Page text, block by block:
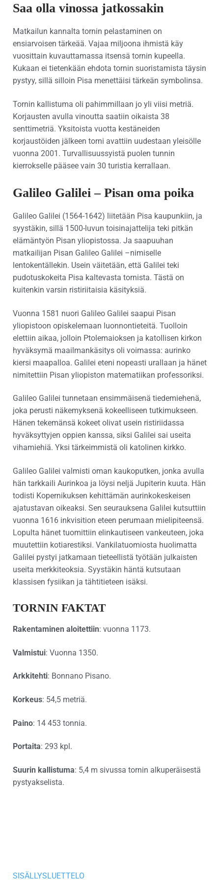
Saa olla vinossa jatkossakin
Matkailun kannalta tornin pelastaminen on
ensiarvoisen tärkeää. Vajaa miljoona ihmistä käy
vuosittain kuvauttamassa itsensä tornin kupeella.
Kukaan ei tietenkään ehdota tornin suoristamista täysin
pystyy, sillä silloin Pisa menettäisi tärkeän symbolinsa.
Tornin kallistuma oli pahimmillaan jo yli viisi metriä.
Korjausten avulla vinoutta saatiin oikaista 38
senttimetriä. Yksitoista vuotta kestäneiden
korjaustöiden jälkeen torni avattiin uudestaan yleisölle
vuonna 2001. Turvallisuussyistä puolen tunnin
kierrokselle pääsee vain 30 turistia kerrallaan.
Galileo Galilei – Pisan oma poika
Galileo Galilei (1564-1642) liitetään Pisa kaupunkiin, ja
syystäkin, sillä 1500-luvun toisinajattelija teki pitkän
elämäntyön Pisan yliopistossa. Ja saapuuhan
matkailijan Pisan Galileo Galilei –nimiselle
lentokentällekin. Usein väitetään, että Galilei teki
pudotuskokeita Pisa kaltevasta tornista. Tästä on
kuitenkin varsin ristiriitaisia käsityksiä.
Vuonna 1581 nuori Galileo Galilei saapui Pisan
yliopistoon opiskelemaan luonnontieteitä. Tuolloin
elettiin aikaa, jolloin Ptolemaioksen ja katollisen kirkon
hyväksymä maailmankäsitys oli voimassa: aurinko
kiersi maapalloa. Galilei eteni nopeasti urallaan ja hänet
nimitettiin Pisan yliopiston matematiikan professoriksi.
Galileo Galilei tunnetaan ensimmäisenä tiedemiehenä,
joka perusti näkemyksenä kokeelliseen tutkimukseen.
Hänen tekemänsä kokeet olivat usein ristiriidassa
hyväksyttyjen oppien kanssa, siksi Galilei sai useita
vihamiehiä. Yksi tärkeimmistä oli katolinen kirkko.
Galileo Galilei valmisti oman kaukoputken, jonka avulla
hän tarkkaili Aurinkoa ja löysi neljä Jupiterin kuuta. Hän
todisti Kopernikuksen kehittämän aurinkokeskeisen
ajatustavan oikeaksi. Sen seurauksena Galilei kutsuttiin
vuonna 1616 inkvisition eteen perumaan mielipiteensä.
Lopulta hänet tuomittiin elinkautiseen vankeuteen, joka
muutettiin kotiarestiksi. Vankilatuomiosta huolimatta
Galilei pystyi jatkamaan tieteellistä työtään julkaisten
useita merkkiteoksia. Syystäkin häntä kutsutaan
klassisen fysiikan ja tähtitieteen isäksi.
TORNIN FAKTAT
Rakentaminen aloitettiin: vuonna 1173.
Valmistui: Vuonna 1350.
Arkkitehti: Bonnano Pisano.
Korkeus: 54,5 metriä.
Paino: 14 453 tonnia.
Portaita: 293 kpl.
Suurin kallistuma: 5,4 m sivussa tornin alkuperäisestä
pystyakselista.
SISÄLLYSLUETTELO